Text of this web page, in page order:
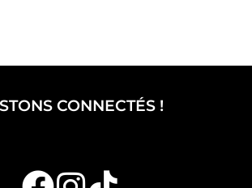
CONNECTÉS !